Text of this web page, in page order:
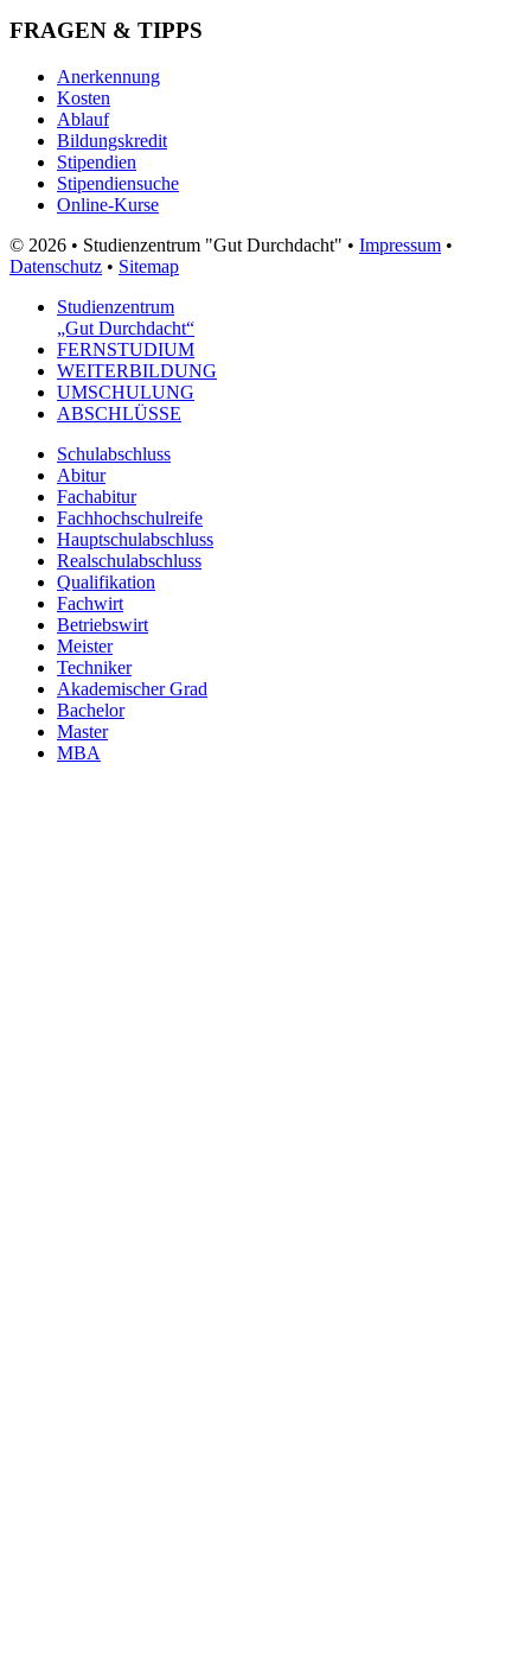
FRAGEN & TIPPS
Anerkennung
Kosten
Ablauf
Bildungskredit
Stipendien
Stipendiensuche
Online-Kurse
© 2026 • Studienzentrum "Gut Durchdacht" • Impressum •
Datenschutz • Sitemap
Studienzentrum
„Gut Durchdacht“
FERNSTUDIUM
WEITERBILDUNG
UMSCHULUNG
ABSCHLÜSSE
Schulabschluss
Abitur
Fachabitur
Fachhochschulreife
Hauptschulabschluss
Realschulabschluss
Qualifikation
Fachwirt
Betriebswirt
Meister
Techniker
Akademischer Grad
Bachelor
Master
MBA